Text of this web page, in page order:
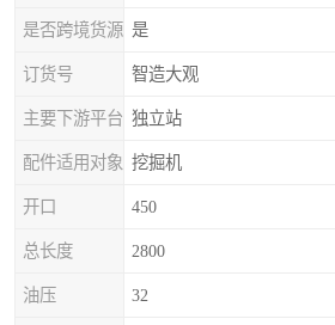
是否跨境货源 是
订货号 智造大观
主要下游平台 独立站
配件适用对象 挖掘机
开口 450
总长度 2800
油压 32